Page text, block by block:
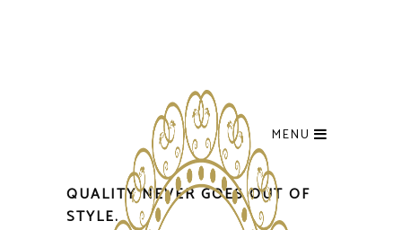
MENU
QUALITY NEVER GOES OUT OF
STYLE.